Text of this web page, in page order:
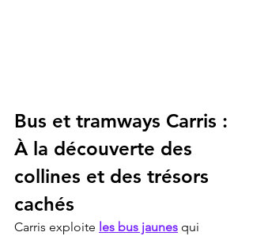
Bus et tramways Carris :
À la découverte des
collines et des trésors
cachés
Carris exploite les bus jaunes qui